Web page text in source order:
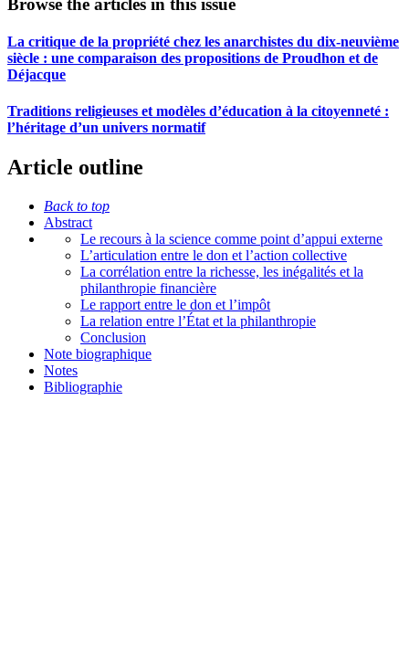
Browse the articles in this issue
La critique de la propriété chez les anarchistes du dix-neuvième
siècle : une comparaison des propositions de Proudhon et de
Déjacque
Traditions religieuses et modèles d’éducation à la citoyenneté :
l’héritage d’un univers normatif
Article outline
Back to top
Abstract
Le recours à la science comme point d’appui externe
L’articulation entre le don et l’action collective
La corrélation entre la richesse, les inégalités et la
philanthropie financière
Le rapport entre le don et l’impôt
La relation entre l’État et la philanthropie
Conclusion
Note biographique
Notes
Bibliographie